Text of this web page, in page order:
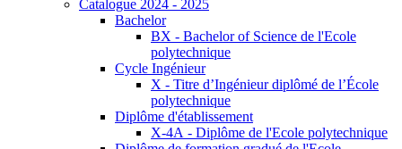
Catalogue 2024 - 2025
Bachelor
BX - Bachelor of Science de l'Ecole
polytechnique
Cycle Ingénieur
X - Titre d’Ingénieur diplômé de l’École
polytechnique
Diplôme d'établissement
X-4A - Diplôme de l'Ecole polytechnique